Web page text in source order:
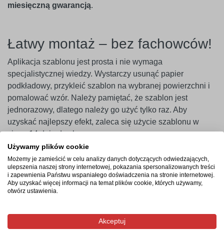
miesięczną gwarancją.
Łatwy montaż – bez fachowców!
Aplikacja szablonu jest prosta i nie wymaga
specjalistycznej wiedzy. Wystarczy usunąć papier
podkładowy, przykleić szablon na wybranej powierzchni i
pomalować wzór. Należy pamiętać, że szablon jest
jednorazowy, dlatego należy go użyć tylko raz. Aby
uzyskać najlepszy efekt, zaleca się użycie szablonu w
ciągu 14 dni od zakupu.
niepylących powierzchni. W przypadku ścian pokrytych
farbami o wysokiej zawartości lateksu (np. ceramicznymi,
plamoodpornymi) zalecamy wcześniejsze
ponosi odpowiedzialności za nieprawidłowe zastosowanie
produktu. Szablon należy montować minimum 14 dni po
Używamy plików cookie
Możemy je zamieścić w celu analizy danych dotyczących odwiedzających,
ulepszenia naszej strony internetowej, pokazania spersonalizowanych treści
i zapewnienia Państwu wspaniałego doświadczenia na stronie internetowej.
Aby uzyskać więcej informacji na temat plików cookie, których używamy,
otwórz ustawienia.
Akceptuj